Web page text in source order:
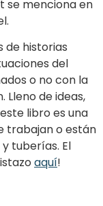
se menciona en
de historias
del
o no con la
Lleno de ideas,
libro es una
trabajan o están
tuberías. El
aquí!